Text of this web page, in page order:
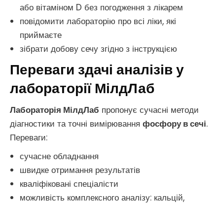
або вітаміном D без погодження з лікарем
повідомити лабораторію про всі ліки, які
приймаєте
зібрати добову сечу згідно з інструкцією
Переваги здачі аналізів у
лабораторії МілдЛаб
Лабораторія МілдЛаб пропонує сучасні методи
діагностики та точні вимірювання фосфору в сечі.
Переваги:
сучасне обладнання
швидке отримання результатів
кваліфіковані спеціалісти
можливість комплексного аналізу: кальцій,